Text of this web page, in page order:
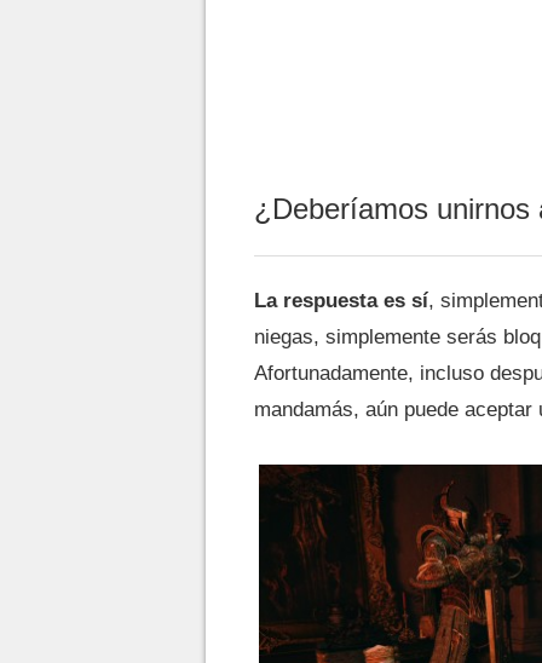
¿Deberíamos unirnos
La respuesta es sí,
niegas, simplemente serás
Afortunadamente, incluso
mandamás, aún puede